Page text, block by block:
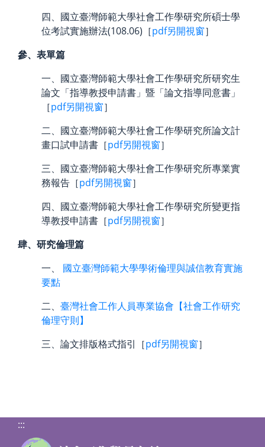
四、國立臺灣師範大學社會工作學研究所碩士學
位考試實施辦法(108.06)［pdf另開視窗］
參、表單篇
一、國立臺灣師範大學社會工作學研究所研究生
論文「指導教授申請書」暨「論文指導同意書」
［pdf另開視窗］
二、國立臺灣師範大學社會工作學研究所論文計
畫口試申請書［pdf另開視窗］
三、國立臺灣師範大學社會工作學研究所專業實
務報告［pdf另開視窗］
四、國立臺灣師範大學社會工作學研究所變更指
導教授申請書［pdf另開視窗］
肆、研究倫理篇
一、 國立臺灣師範大學學術倫理與誠信教育實施
要點
二、 臺灣社會工作人員專業協會【社會工作研究
倫理守則】
三、論文排版格式指引［pdf另開視窗］
:::